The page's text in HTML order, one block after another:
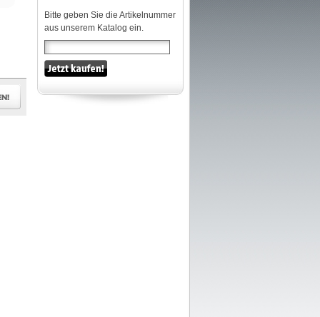
Bitte geben Sie die Artikelnummer
aus unserem Katalog ein.